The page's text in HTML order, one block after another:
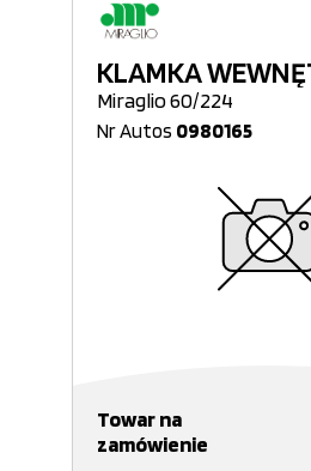
KLAMKA
Miraglio 60/224
Nr Autos 0980165
Towar na
zamówienie